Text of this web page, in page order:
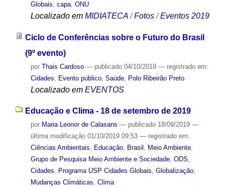
Globais, capa, ONU
Localizado em MIDIATECA /Fotos /Eventos 2019
Ciclo de Conferências sobre o Futuro do Brasil
(9º evento)
por Thais Cardoso — publicado04/10/2019 — registrado em:
Cidades
Evento público, Saúde, Polo Ribeirão Preto
Localizado em EVENTOS
Educação e Clima - 18 de setembro de 2019
por Maria Leonor de Calasans — publicado18/09/2019 —
última modificação01/10/2019 09:53 — registrado em:
Ciências Ambientais, Educação, Brasil , Meio Ambiente,
Grupo de Pesquisa Meio Ambiente e Sociedade, ODS,
Cidades, Programa USP Cidades Globais, Globalização,
Mudanças Climáticas, Clima